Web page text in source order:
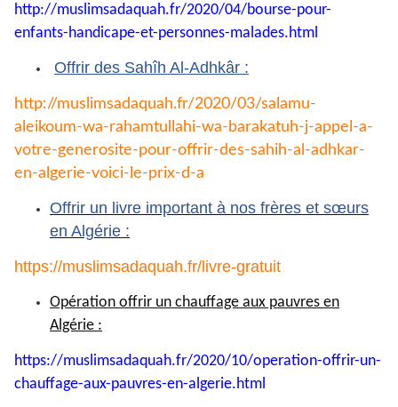
http://muslimsadaquah.fr/2020/04/bourse-pour-
enfants-handicape-et-personnes-malades.html
Offrir des Sahîh Al-Adhkâr :
http://muslimsadaquah.fr/2020/03/salamu-
aleikoum-wa-rahamtullahi-wa-barakatuh-j-appel-a-
votre-generosite-pour-offrir-des-sahih-al-adhkar-
en-algerie-voici-le-prix-d-a
Offrir un livre important à nos frères et sœurs
en Algérie :
https://muslimsadaquah.fr/ livre-gratuit
Opération offrir un chauffage aux pauvres en
Algérie :
https://muslimsadaquah.fr/2020/10/operation-offrir-un-
chauffage-aux-pauvres-en-algerie.html